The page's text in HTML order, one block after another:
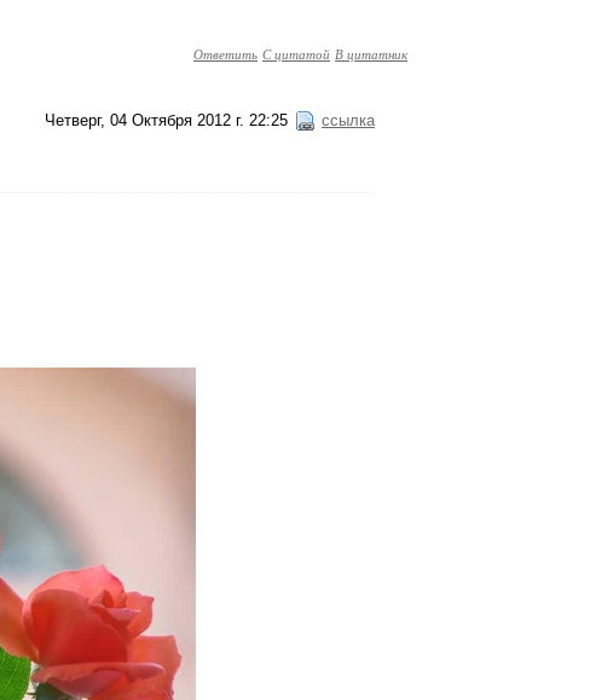
Ответить С цитатой В цитатник
Четверг, 04 Октября 2012 г. 22:25 ссылка